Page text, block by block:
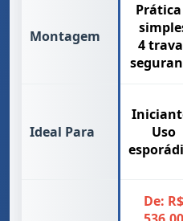
Montagem
Prática
4
Ideal Para
Uso
De: R$